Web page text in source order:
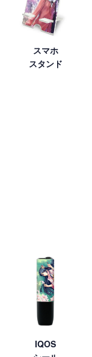
スマホ
スタンド
IQOS